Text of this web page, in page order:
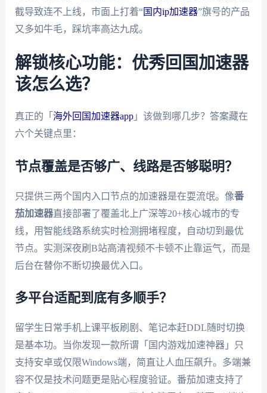
截导致连不上线，市面上打着“国内ip加速器”旗号的产品
又多如牛毛，踩坑率高达九成。
解锁核心功能：优秀回国加速器
该怎么选？
真正的「 海外回国加速器app」该做到哪几步？答案藏在
六个关键点里：
节点覆盖是否够广、线路是否够聪明？
只提供三两个国内入口节点的加速器是在耍流氓。像番
茄加速器直接部署了覆盖北上广深等20+核心城市的专
线，用智能线路系统实时检测拥堵程度，自动切到最优
节点。实测深夜刷B站高清视频不卡顿不止靠运气，而是
后台在替你不断切换最优入口。
多平台适配到底有多顺手？
留学生日常手机上课平板刷剧、笔记本赶DDL随时切换
是基本功。当你发现一款所谓「国内游戏加速神器」只
支持安卓或仅限Windows端，简直让人血压飙升。多端兼
容不仅是技术问题更是贴心程度验证。番茄加速支持了